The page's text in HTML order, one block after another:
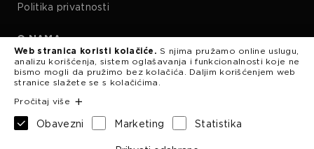
Politika privatnosti
O NAMA
Kariera
Web stranica koristi kolačiće. S njima pružamo online uslugu,
analizu korišćenja, sistem oglašavanja i funkcionalnosti koje ne
bismo mogli da pružimo bez kolačića. Daljim korišćenjem web
stranice slažete se s kolačićima.
Pročitaj više
Obavezni Marketing Statistika